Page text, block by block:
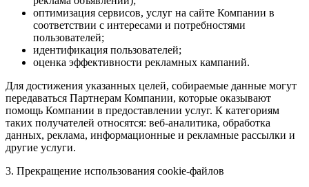
оптимизация сервисов, услуг на сайте Компании в
соответствии с интересами и потребностями
пользователей;
идентификация пользователей;
оценка эффективности рекламных кампаний.
Для достижения указанных целей, собираемые данные могут
передаваться Партнерам Компании, которые оказывают
помощь Компании в предоставлении услуг. К категориям
таких получателей относятся: веб-аналитика, обработка
данных, реклама, информационные и рекламные рассылки и
другие услуги.
3. Прекращение использования cookie-файлов